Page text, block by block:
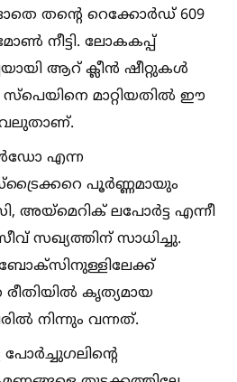
തൻ്റെ റെക്കോർഡ് 609
നീട്ടി. ലോകകപ്പ്
ആറ് ക്ലീൻ ഷീറ്റുകള്‍
സ്പെയിനെ മാറ്റിയതില്‍ ഈ
വലുതാണ്.
എന്ന
പൂർണ്ണമായും
അയ്മെറിക് ലപോർട്ട എന്നീ
സഖ്യത്തിന് സാധിച്ചു.
കൃത്യമായ
നിന്നും വന്നത്.